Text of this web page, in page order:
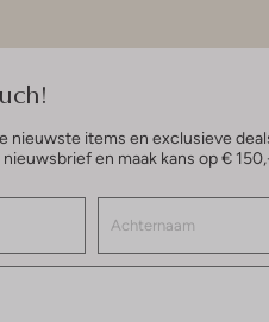
nieuwste items en exclusieve
en maak kans op €